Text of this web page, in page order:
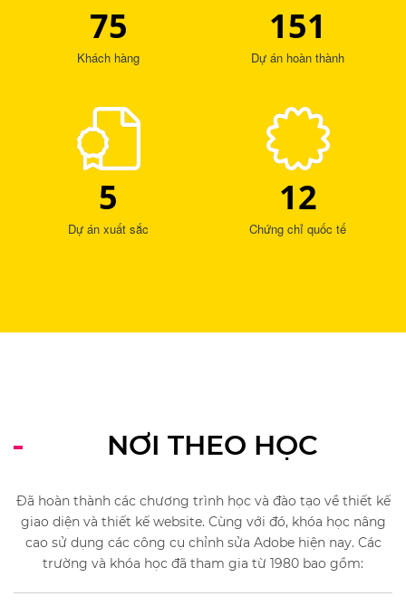
75
Khách hàng
151
Dự án hoàn thành
5
Dự án xuất sắc
12
Chứng chỉ quốc tế
NƠI THEO HỌC
Đã hoàn thành các chương trình học và đào tạo về thiết kế
giao diện và thiết kế website. Cùng với đó, khóa học nâng
cao sử dụng các công cụ chỉnh sửa Adobe hiện nay. Các
trường và khóa học đã tham gia từ 1980 bao gồm: